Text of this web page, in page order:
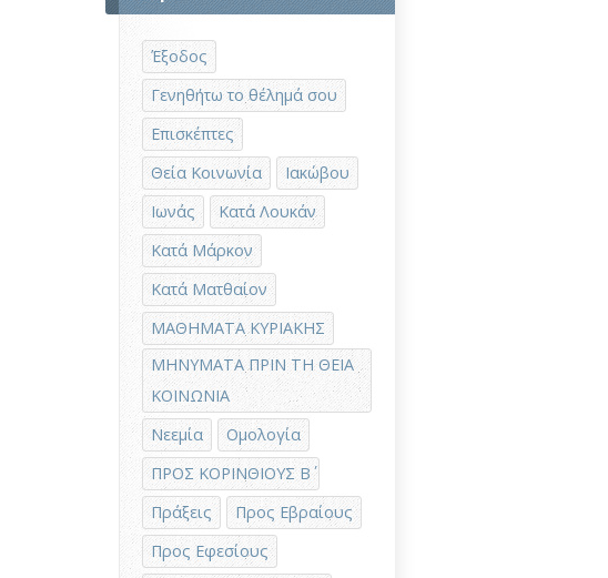
Έξοδος
Γενηθήτω το θέλημά σου
Επισκέπτες
Θεία Κοινωνία
Ιακώβου
Ιωνάς
Κατά Λουκάν
Κατά Μάρκον
Κατά Ματθαίον
ΜΑΘΗΜΑΤΑ ΚΥΡΙΑΚΗΣ
ΜΗΝΥΜΑΤΑ ΠΡΙΝ ΤΗ ΘΕΙΑ
ΚΟΙΝΩΝΙΑ
Νεεμία
Ομολογία
ΠΡΟΣ ΚΟΡΙΝΘΙΟΥΣ Β΄
Πράξεις
Προς Εβραίους
Προς Εφεσίους